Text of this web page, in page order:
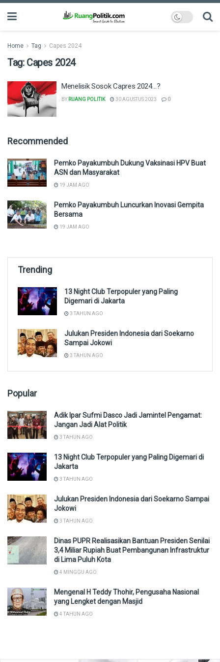
Home Tag Capes 2024
Tag: Capes 2024
Menelisik Sosok Capres 2024…?
BY RUANG POLITIK 30 AGUSTUS 2023 0
Recommended
Pemko Payakumbuh Dukung Vaksinasi HPV Buat
ASN dan Masyarakat
19 JAM AGO
Pemko Payakumbuh Luncurkan Inovasi Gempita
Bersama
19 JAM AGO
Trending
13 Night Club Terpopuler yang Paling
Digemari di Jakarta
3 TAHUN AGO
Julukan Presiden Indonesia dari Soekarno
Sampai Jokowi
3 TAHUN AGO
Popular
Adik Ipar Sufmi Dasco Jadi Jamintel Pengamat:
Jangan Jadi Alat Politik
3 TAHUN AGO
13 Night Club Terpopuler yang Paling Digemari di
Jakarta
3 TAHUN AGO
Julukan Presiden Indonesia dari Soekarno Sampai
Jokowi
3 TAHUN AGO
Dinas PUPR Realisasikan Bantuan Presiden Senilai
3,4 Miliar Rupiah Buat Pembangunan Infrastruktur
di Lima Puluh Kota
4 MINGGU AGO
Mengenal H Teddy Thohir, Pengusaha Nasional
yang Lengket dengan Masjid
4 TAHUN AGO